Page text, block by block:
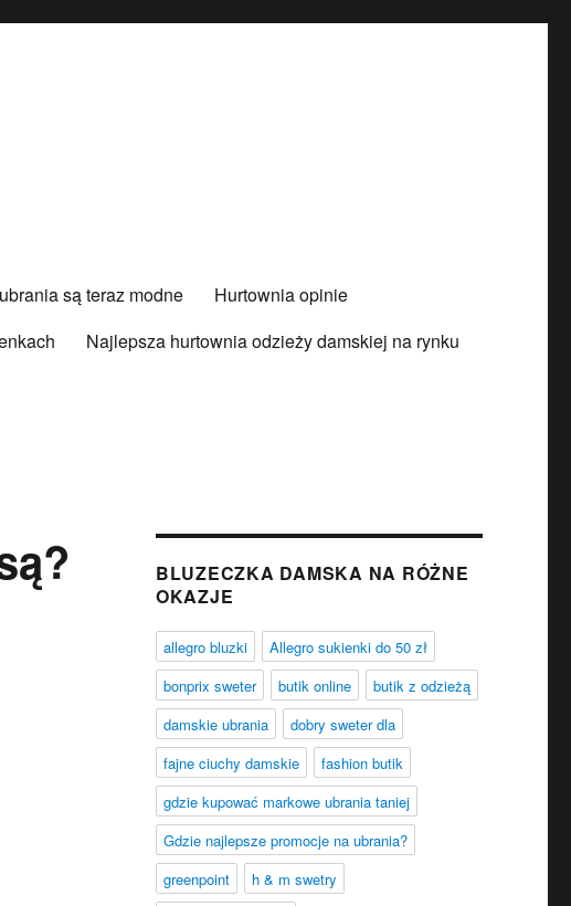
są teraz modne
Hurtownia opinie
Najlepsza hurtownia odzieży damskiej na rynku
BLUZECZKA DAMSKA NA RÓŻNE
OKAZJE
allegro bluzki
Allegro sukienki do 50 zł
bonprix sweter
butik online
butik z odzieżą
damskie ubrania
dobry sweter dla
fajne ciuchy damskie
fashion butik
gdzie kupować markowe ubrania taniej
Gdzie najlepsze promocje na ubrania?
greenpoint
h & m swetry